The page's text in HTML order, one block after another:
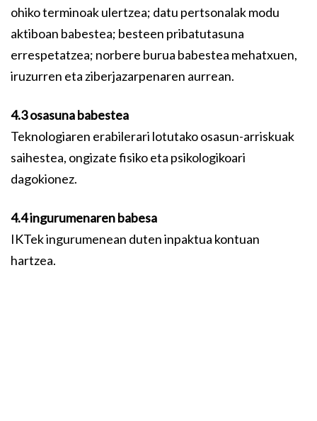
ohiko terminoak ulertzea; datu pertsonalak modu
aktiboan babestea; besteen pribatutasuna
errespetatzea; norbere burua babestea mehatxuen,
iruzurren eta ziberjazarpenaren aurrean.
4.3 osasuna babestea
Teknologiaren erabilerari lotutako osasun-arriskuak
saihestea, ongizate fisiko eta psikologikoari
dagokionez.
4.4 ingurumenaren babesa
IKTek ingurumenean duten inpaktua kontuan
hartzea.